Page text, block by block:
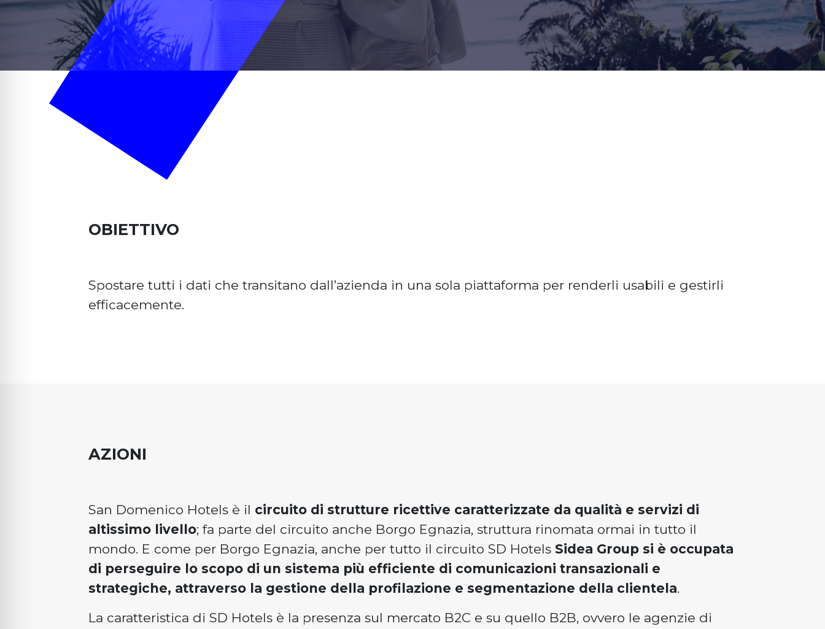
OBIETTIVO
Spostare tutti i dati che transitano dall’azienda in una sola piattaforma per renderli usabili e gestirli
efficacemente.
AZIONI
San Domenico Hotels è il circuito di strutture ricettive caratterizzate da qualità e servizi di
altissimo livello; fa parte del circuito anche Borgo Egnazia, struttura rinomata ormai in tutto il
mondo. E come per Borgo Egnazia, anche per tutto il circuito SD Hotels Sidea Group si è occupata
di perseguire lo scopo di un sistema più efficiente di comunicazioni transazionali e
strategiche, attraverso la gestione della profilazione e segmentazione della clientela.
La caratteristica di SD Hotels è la presenza sul mercato B2C e su quello B2B, ovvero le agenzie di